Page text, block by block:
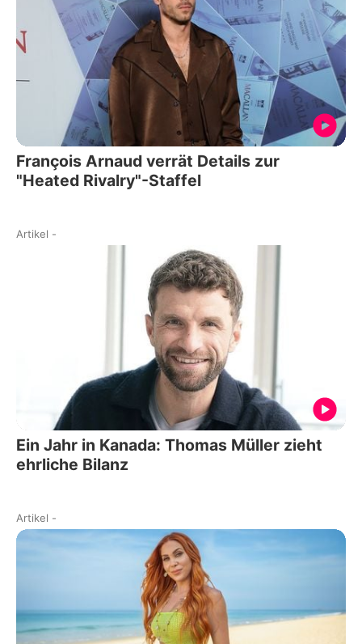
François Arnaud verrät Details zur
"Heated Rivalry"-Staffel
Artikel -
Ein Jahr in Kanada: Thomas Müller zieht
ehrliche Bilanz
Artikel -